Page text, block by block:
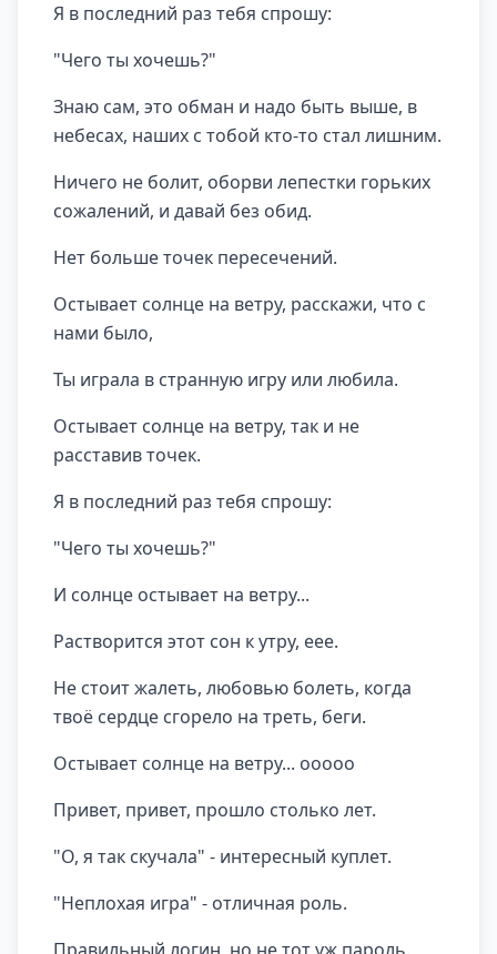
Я в последний раз тебя спрошу:
"Чего ты хочешь?"
Знаю сам, это обман и надо быть выше, в
небесах, наших с тобой кто-то стал лишним.
Ничего не болит, оборви лепестки горьких
сожалений, и давай без обид.
Нет больше точек пересечений.
Остывает солнце на ветру, расскажи, что с
нами было,
Ты играла в странную игру или любила.
Остывает солнце на ветру, так и не
расставив точек.
Я в последний раз тебя спрошу:
"Чего ты хочешь?"
И солнце остывает на ветру...
Растворится этот сон к утру, еее.
Не стоит жалеть, любовью болеть, когда
твоё сердце сгорело на треть, беги.
Остывает солнце на ветру... ооооо
Привет, привет, прошло столько лет.
"О, я так скучала" - интересный куплет.
"Неплохая игра" - отличная роль.